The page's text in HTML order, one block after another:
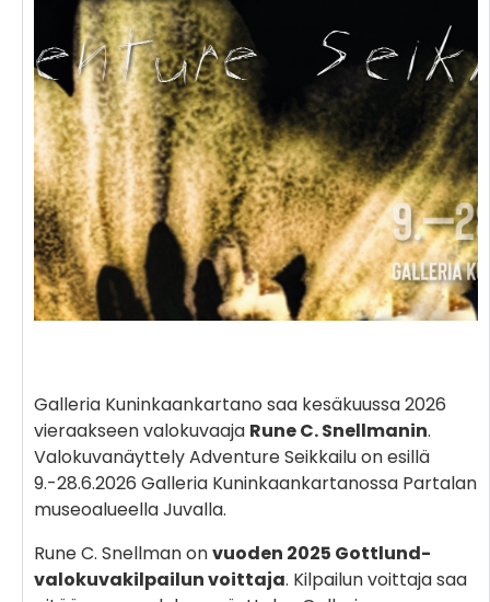
Galleria Kuninkaankartano saa kesäkuussa 2026
vieraakseen valokuvaaja Rune C. Snellmanin.
Valokuvanäyttely Adventure Seikkailu on esillä
9.-28.6.2026 Galleria Kuninkaankartanossa Partalan
museoalueella Juvalla.
Rune C. Snellman onvuoden 2025 Gottlund-
valokuvakilpailun voittaja. Kilpailun voittaja saa